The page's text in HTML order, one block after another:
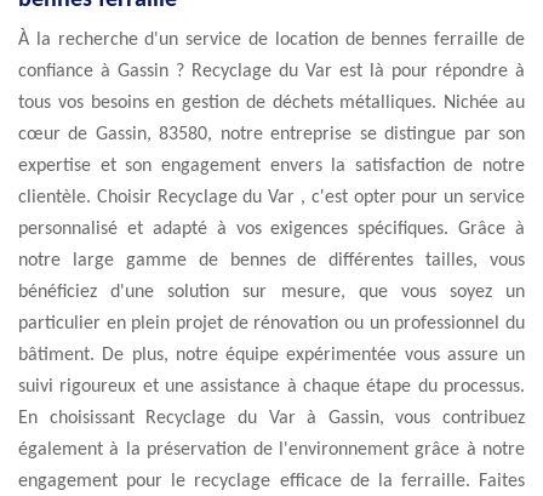
À la recherche d'un service de location de bennes ferraille de
confiance à Gassin ? Recyclage du Var est là pour répondre à
tous vos besoins en gestion de déchets métalliques. Nichée au
cœur de Gassin, 83580, notre entreprise se distingue par son
expertise et son engagement envers la satisfaction de notre
clientèle. Choisir Recyclage du Var , c'est opter pour un service
personnalisé et adapté à vos exigences spécifiques. Grâce à
notre large gamme de bennes de différentes tailles, vous
bénéficiez d'une solution sur mesure, que vous soyez un
particulier en plein projet de rénovation ou un professionnel du
bâtiment. De plus, notre équipe expérimentée vous assure un
suivi rigoureux et une assistance à chaque étape du processus.
En choisissant Recyclage du Var à Gassin, vous contribuez
également à la préservation de l'environnement grâce à notre
engagement pour le recyclage efficace de la ferraille. Faites